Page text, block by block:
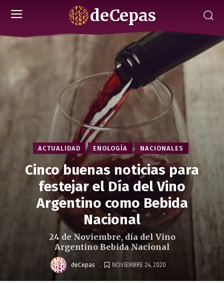
deCepas
ACTUALIDAD ENOLOGÍA NACIONALES
Cinco buenas noticias para
festejar el Día del Vino
Argentino como Bebida
Nacional
24 de Noviembre, día del Vino
Argentino Bebida Nacional
deCepas . NOVIEMBRE 24, 2020